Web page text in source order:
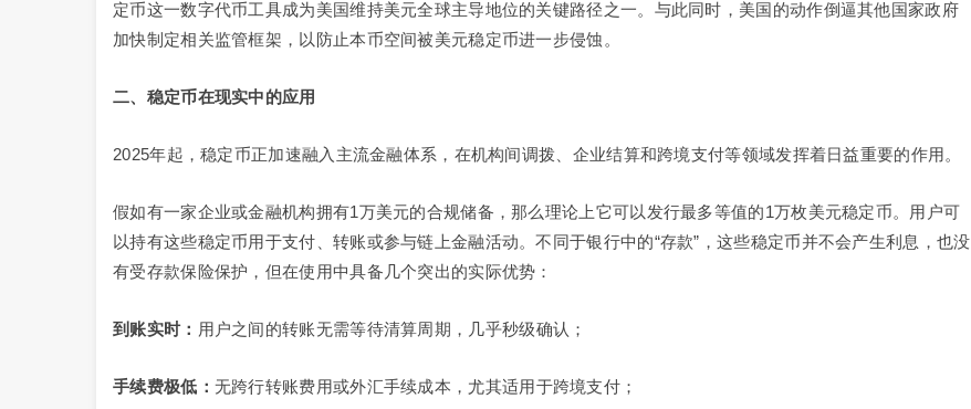
定币这一数字代币工具成为美国维持美元全球主导地位的关键路径之一。与此同时，美国的动作倒逼其他国家政府
加快制定相关监管框架，以防止本币空间被美元稳定币进一步侵蚀。
二、稳定币在现实中的应用
2025年起，稳定币正加速融入主流金融体系，在机构间调拨、企业结算和跨境支付等领域发挥着日益重要的作用。
假如有一家企业或金融机构拥有1万美元的合规储备，那么理论上它可以发行最多等值的1万枚美元稳定币。用户可
以持有这些稳定币用于支付、转账或参与链上金融活动。不同于银行中的“存款”，这些稳定币并不会产生利息，也没
有受存款保险保护，但在使用中具备几个突出的实际优势：
到账实时： 用户之间的转账无需等待清算周期，几乎秒级确认；
手续费极低： 无跨行转账费用或外汇手续成本，尤其适用于跨境支付；